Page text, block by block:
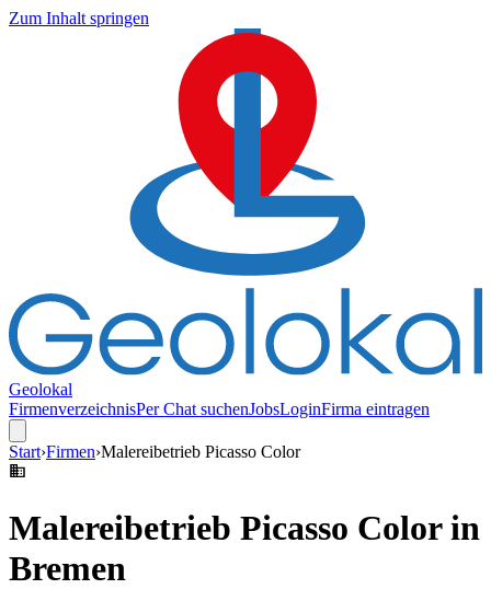
Zum Inhalt springen
Geolokal
FirmenverzeichnisPer Chat suchenJobsLoginFirma eintragen
Start›Firmen›Malereibetrieb Picasso Color
Malereibetrieb Picasso Colorin
Bremen